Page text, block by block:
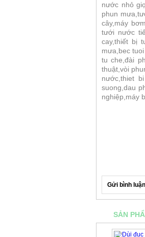
nước nhỏ
phun
cây,máy
tưới nước
cay,thiết bị
mưa,bec
tu che,đài
thuật,vòi
nước,thiet
suong,dau
nghiệp,máy
Gửi bình
SẢN